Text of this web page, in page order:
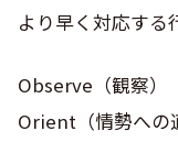
より早く対応する
Observe（観察）
Orient（情勢への